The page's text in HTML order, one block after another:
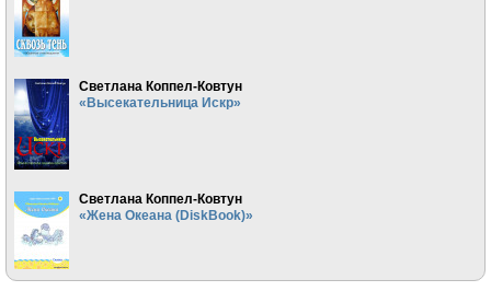
Светлана Коппел-Ковтун
«Высекательница Искр»
Светлана Коппел-Ковтун
«Жена Океана (DiskBook)»